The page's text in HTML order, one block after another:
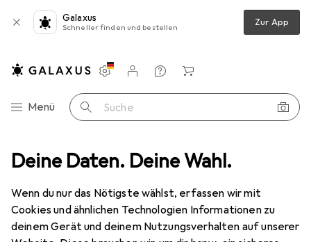
Deine Daten. Deine Wahl.
Wenn du nur das Nötigste wählst, erfassen wir mit
Cookies und ähnlichen Technologien Informationen zu
deinem Gerät und deinem Nutzungsverhalten auf unserer
Galaxus
Schneller finden und bestellen Zur App
Navigation nach Kategorien
Menü Suche
Einstellungen
Kundenkonto
Vergleichslisten
Merklisten
Warenkorb
+ Teppiche Dekokissen Natura Punto Outdoorkissen
5 Bilder